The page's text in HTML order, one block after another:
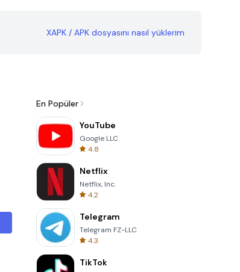
XAPK / APK dosyasını nasıl yüklerim
En Popüler
YouTube
Google LLC
4.8
Netflix
Netflix, Inc.
4.2
Telegram
Telegram FZ-LLC
4.3
TikTok